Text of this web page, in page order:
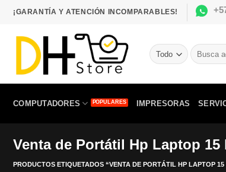
Saltar
contenido
¡GARANTÍA Y ATENCIÓN INCOMPARABLES!
Buscar
por:
COMPUTADORES IMPRESORAS
Venta de Portátil Hp Laptop
PRODUCTOS ETIQUETADOS “VENTA DE PORTÁTIL HP LAPTOP